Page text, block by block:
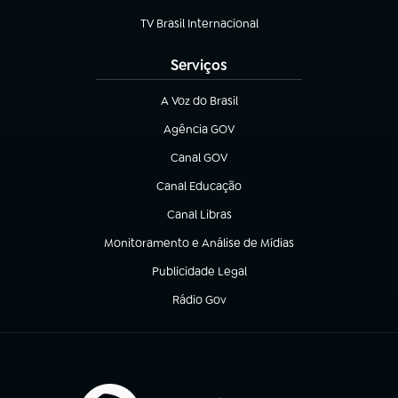
TV Brasil Internacional
(abre em nova aba)
Serviços
A Voz do Brasil
(abre em nova aba)
Agência GOV
(abre em nova aba)
Canal GOV
(abre em nova aba)
Canal Educação
(abre em nova aba)
Canal Libras
(abre em nova aba)
Monitoramento e Análise de Mídias
(abre em nova aba)
Publicidade Legal
(abre em nova aba)
Rádio Gov
(abre em nova aba)